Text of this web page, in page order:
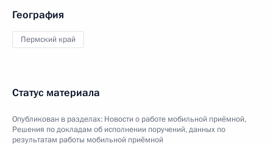
География
Пермский край
Статус материала
Опубликован в разделах: Новости о работе мобильной приёмной,
Решения по докладам об исполнении поручений, данных по
результатам работы мобильной приёмной